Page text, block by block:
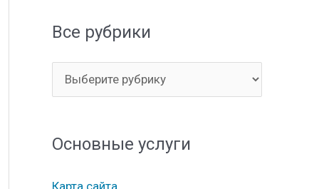
с
Все рубрики
с
р
Основные услуги
Карта сайта